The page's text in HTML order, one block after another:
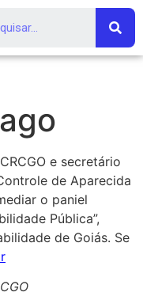
e secretário
de Aparecida
o paniel
Pública”,
de Goiás. Se